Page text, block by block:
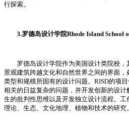
行探索。
3.罗德岛设计学院Rhode Island School
罗德岛设计学院作为美国设计类院校，
景观建筑跨越文化和自然世界之间的界面，
类型和规模所固有的设计问题。RISD的项
相关的日益复杂的问题，并开发创新的设
生的批判性思维以及开发独立设计流程。工
理论、生态、文化地理、植物和技术的研究。